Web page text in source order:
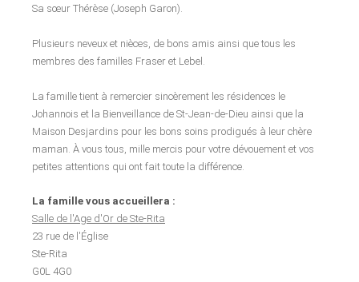
Sa sœur Thérèse (Joseph Garon).
Plusieurs neveux et nièces, de bons amis ainsi que tous les
membres des familles Fraser et Lebel.
La famille tient à remercier sincèrement les résidences le
Johannois et la Bienveillance de St-Jean-de-Dieu ainsi que la
Maison Desjardins pour les bons soins prodigués à leur chère
maman. À vous tous, mille mercis pour votre dévouement et vos
petites attentions qui ont fait toute la différence.
La famille vous accueillera :
Salle de l'Age d'Or de Ste-Rita
23 rue de l'Église
Ste-Rita
G0L 4G0